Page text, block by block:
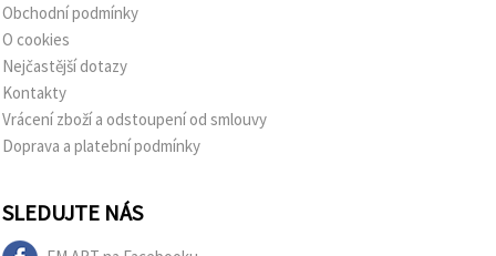
Obchodní podmínky
O cookies
Nejčastější dotazy
Kontakty
Vrácení zboží a odstoupení od smlouvy
Doprava a platební podmínky
SLEDUJTE NÁS